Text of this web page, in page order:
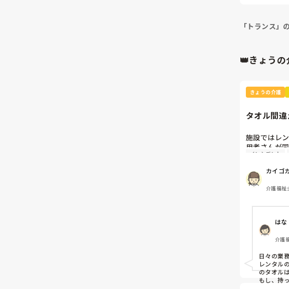
「トランス」
👑きょう
きょうの介護
タオル間
施設ではレ
用者さんが
えてレンタ
本人と家族
ンシデント
インシデント
カイゴ
介護福祉
はな
介護
日々の業
レンタル
のタオル
もし、持